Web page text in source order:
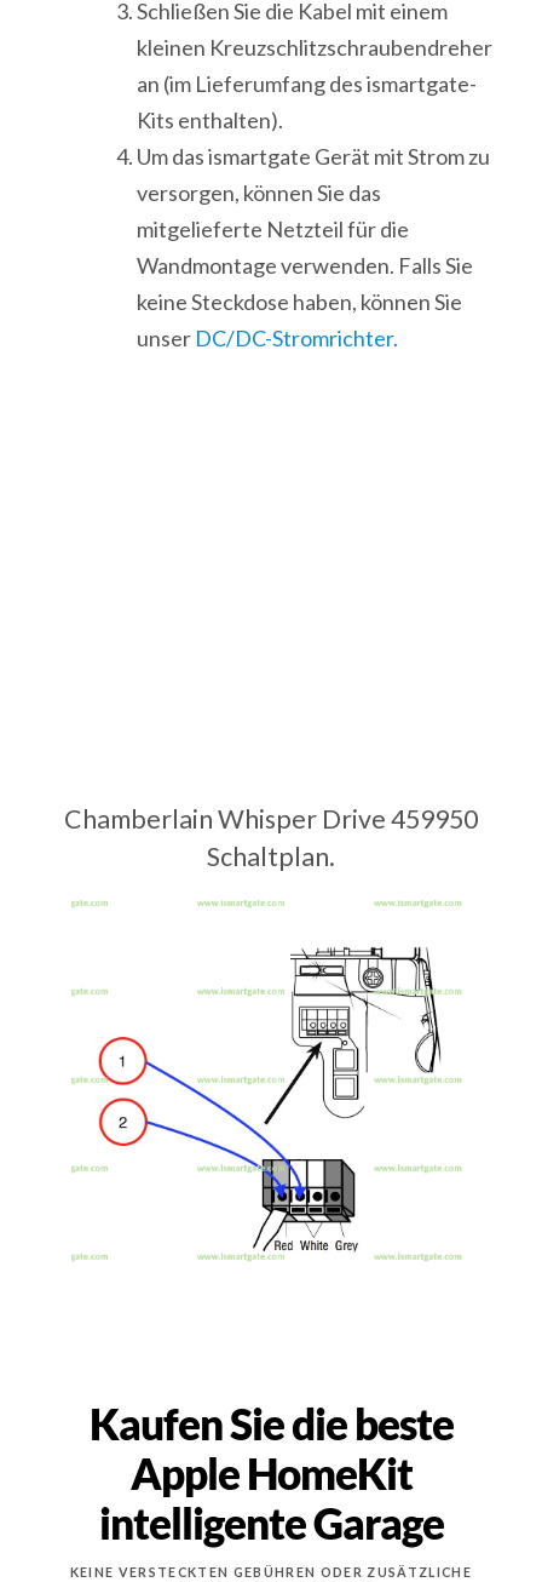
Schließen Sie die Kabel mit einem
kleinen Kreuzschlitzschraubendreher
an (im Lieferumfang des ismartgate-
Kits enthalten).
Um das ismartgate Gerät mit Strom zu
versorgen, können Sie das
mitgelieferte Netzteil für die
Wandmontage verwenden. Falls Sie
keine Steckdose haben, können Sie
unser DC/DC-Stromrichter.
Chamberlain Whisper Drive 459950
Schaltplan.
Kaufen Sie die beste
Apple HomeKit
intelligente Garage
KEINE VERSTECKTEN GEBÜHREN ODER ZUSÄTZLICHE